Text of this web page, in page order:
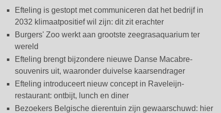
Efteling is gestopt met communiceren dat het bedrijf in
2032 klimaatpositief wil zijn: dit zit erachter
Burgers' Zoo werkt aan grootste zeegrasaquarium ter
wereld
Efteling brengt bijzondere nieuwe Danse Macabre-
souvenirs uit, waaronder duivelse kaarsendrager
Efteling introduceert nieuw concept in Raveleijn-
restaurant: ontbijt, lunch en diner
Bezoekers Belgische dierentuin zijn gewaarschuwd: hier